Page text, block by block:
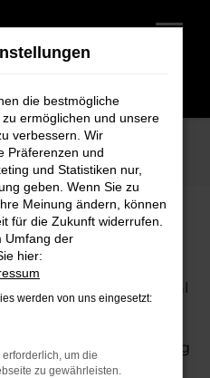
California
VW T7 California
für
Koch
ist die perfekte Wahl
neues Fahrzeug zu
Mit nur wenigen
Ausstattung
die Vorteile eines
die bestmögliche
ermöglichen und unsere
verbessern. Wir
Präferenzen und
und Statistiken nur,
geben. Wenn Sie zu
Meinung ändern, können
für die Zukunft widerrufen.
Umfang der
hier:
werden von uns eingesetzt:
um die
zu gewährleisten.